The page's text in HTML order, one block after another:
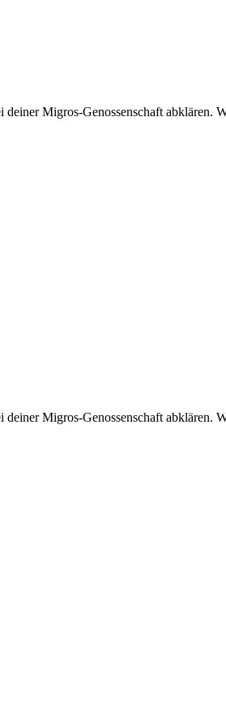
Migros-Genossenschaft abklären.
Migros-Genossenschaft abklären.